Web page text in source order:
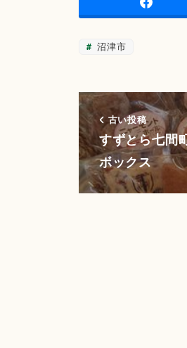
沼津市
古い投稿
すずとら七間
ボックス